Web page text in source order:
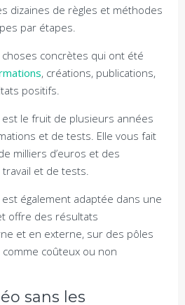
dizaines de règles et méthodes
par étapes.
concrètes qui ont été
, créations, publications,
positifs.
est le fruit de plusieurs années
et de tests. Elle vous fait
milliers d’euros et des
travail et de tests.
est également adaptée dans une
offre des résultats
et en externe, sur des pôles
comme coûteux ou non
sans les